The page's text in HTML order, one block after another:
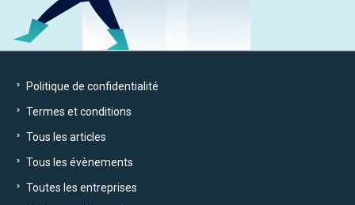
Politique de confidentialité
Termes et conditions
Tous les articles
Tous les évènements
Toutes les entreprises